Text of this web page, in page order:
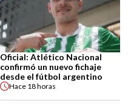
Oficial: Atlético Nacional
confirmó un nuevo fichaje
desde el fútbol argentino
Hace 18 horas